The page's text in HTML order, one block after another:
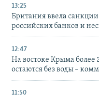
13:25
Британия ввела
российских банков и
12:47
На востоке Крыма более
остаются без воды –
11:50